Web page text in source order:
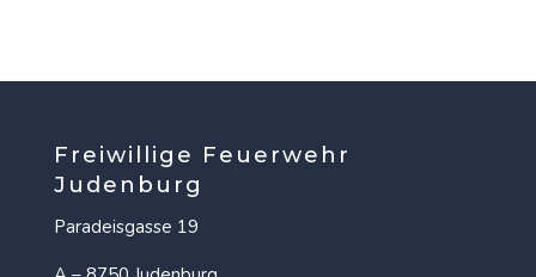
Freiwillige Feuerwehr
Judenburg
Paradeisgasse 19